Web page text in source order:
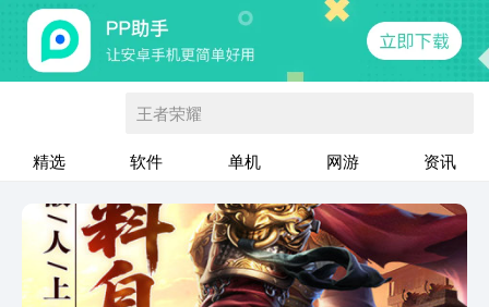
王者荣耀
精选 软件 单机 网游 资讯